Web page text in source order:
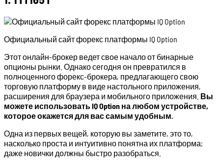
Официальный сайт форекс платформы IQ Option
Этот онлайн-брокер ведет свое начало от бинарные
опционы рынки. Однако сегодня он превратился в
полноценного форекс-брокера, предлагающего свою
торговую платформу в виде настольного приложения,
расширения для браузера и мобильного приложения. Вы
можете использовать IQ Option на любом устройстве,
которое окажется для вас самым удобным.
Одна из первых вещей, которую вы заметите, это то,
насколько проста и интуитивно понятна их платформа;
даже новички должны быстро разобраться.